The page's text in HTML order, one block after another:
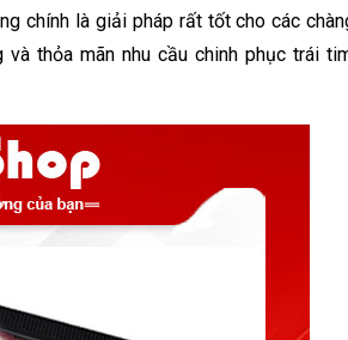
chính là giải pháp rất tốt cho các
thỏa mãn nhu cầu chinh phục trái